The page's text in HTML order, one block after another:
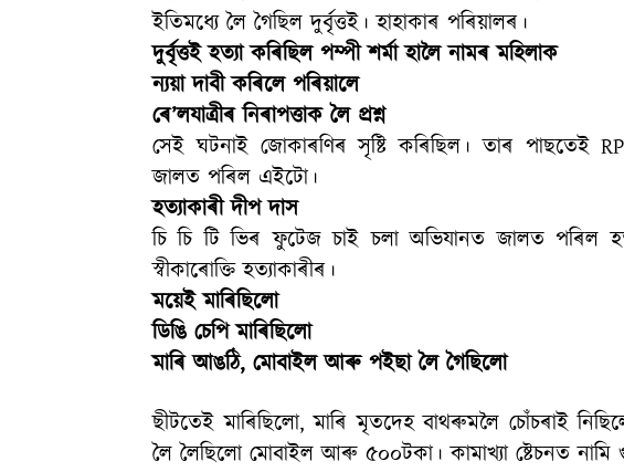
ইতিমধ্যে লৈ গৈছিল দুৰ্বৃত্তই। হাহাকাৰ পৰিয়ালৰ।
দুৰ্বৃত্তই হত্যা কৰিছিল পম্পী শৰ্মা হালৈ নামৰ মহিলাক
ন্যয়া দাবী কৰিলে পৰিয়ালে
ৰে’লযাত্ৰীৰ নিৰাপত্তাক লৈ প্ৰশ্ন
সেই ঘটনাই জোকাৰণিৰ সৃষ্টি কৰিছিল। তাৰ পাছতেই
জালত পৰিল এইটো।
হত্যাকাৰী দীপ দাস
চি চি টি ভিৰ ফুটেজ চাই চলা অভিযানত জালত পৰিল
স্বীকাৰোক্তি হত্যাকাৰীৰ।
ময়েই মাৰিছিলো
ডিঙি চেপি মাৰিছিলো
মাৰি আঙঠি, মোবাইল আৰু পইছা লৈ গৈছিলো
ছীটতেই মাৰিছিলো, মাৰি মৃতদেহ বাথৰুমলৈ চোঁচৰাই
লৈ লৈছিলো মোবাইল আৰু ৫০০টকা। কামাখ্যা ষ্টেচনত নামি